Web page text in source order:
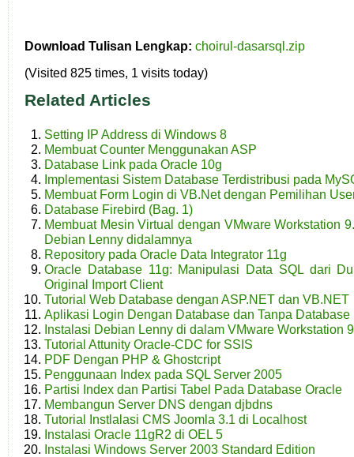
Download Tulisan Lengkap: choirul-dasarsql.zip
(Visited 825 times, 1 visits today)
Related Articles
Setting IP Address di Windows 8
Membuat Counter Menggunakan ASP
Database Link pada Oracle 10g
Implementasi Sistem Database Terdistribusi pada
Membuat Form Login di VB.Net dengan Pemilihan
Database Firebird (Bag. 1)
Membuat Mesin Virtual dengan VMware Workstation
Debian Lenny didalamnya
Repository pada Oracle Data Integrator 11g
Oracle Database 11g: Manipulasi Data SQL dari
Original Import Client
Tutorial Web Database dengan ASP.NET dan VB.NET
Aplikasi Login Dengan Database dan Tanpa
Instalasi Debian Lenny di dalam VMware Workstation
Tutorial Attunity Oracle-CDC for SSIS
PDF Dengan PHP & Ghostcript
Penggunaan Index pada SQL Server 2005
Partisi Index dan Partisi Tabel Pada Database Oracle
Membangun Server DNS dengan djbdns
Tutorial Instlalasi CMS Joomla 3.1 di Localhost
Instalasi Oracle 11gR2 di OEL 5
Instalasi Windows Server 2003 Standard Edition